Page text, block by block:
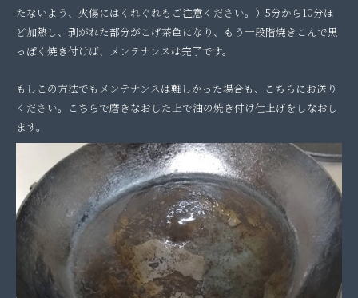
たないよう、火傷にはくれぐれもご注意ください。）5分から10分ほ
ど加熱し、剥がれた部分がこげ茶色になり、もう一段階焼きこんで黒
っぽく焼き付けば、メンテナンスは完了です。
もしこの方法でもメンテナンスは難しかった場合も、こちらにお送り
ください。こちらで磨きなおした上で油の焼き付け仕上げをしなおし
ます。